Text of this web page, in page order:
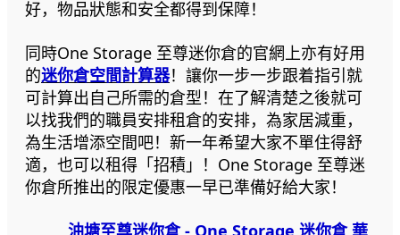
好，物品狀態和安全都得到保障！
同時One Storage 至尊迷你倉的官網上亦有好用
的迷你倉空間計算器！讓你一步一步跟着指引就
可計算出自己所需的倉型！在了解清楚之後就可
以找我們的職員安排租倉的安排，為家居減重，
為生活增添空間吧！新一年希望大家不單住得舒
適，也可以租得「招積」！One Storage 至尊迷
你倉所推出的限定優惠一早已準備好給大家！
油塘至尊迷你倉 - One Storage 迷你倉 華